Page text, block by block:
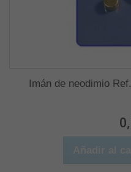
Imán de neodimio